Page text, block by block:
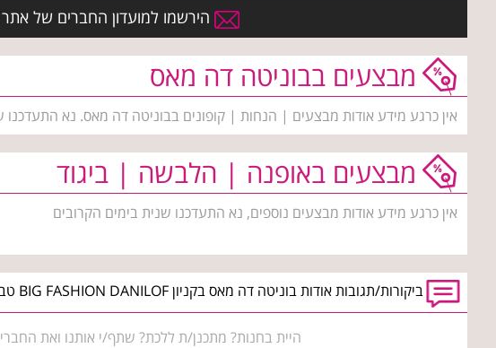
הירשמו למועדון החברים של אתר
מבצעים בבוניטה דה מאס
אין כרגע מידע אודות מבצעים | הנחות | קופונים בבוניטה דה מאס. נא התעדכנו
מבצעים באופנה | הלבשה | ביגוד
אין כרגע מידע אודות מבצעים נוספים, נא התעדכנו שנית בימים הקרובים
ביקורות/תגובות אודות בוניטה דה מאס בקניון BIG FASHION DANILOF טבריה
היית בחנות? מתכנן/ת ללכת? שתף/י אותנו ואת